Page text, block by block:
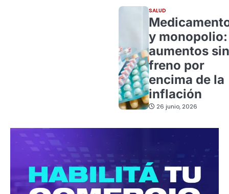
SALUD
y monopolio:
aumentos sin
freno por
encima de la
inflación
26 junio, 2026